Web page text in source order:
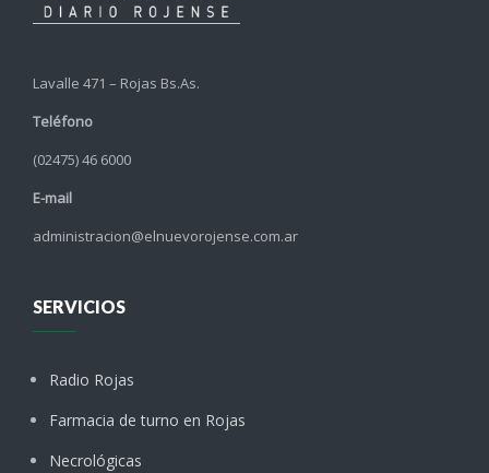
Lavalle 471 – Rojas Bs.As.
Teléfono
(02475) 46 6000
E-mail
administracion@elnuevorojense.com.ar
SERVICIOS
Radio Rojas
Farmacia de turno en Rojas
Necrológicas